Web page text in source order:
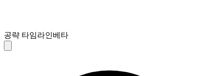
공략 타임라인베타